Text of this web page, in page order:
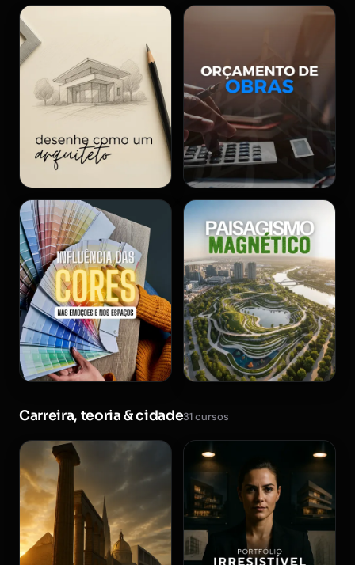
Carreira, teoria & cidade31 cursos